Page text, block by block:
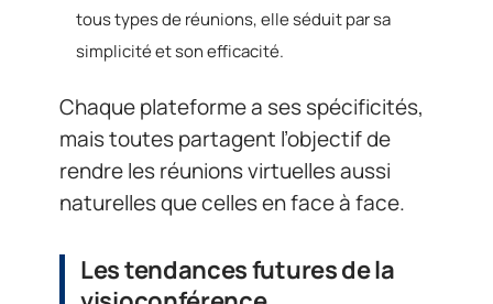
tous types de réunions, elle séduit par sa
simplicité et son efficacité.
Chaque plateforme a ses spécificités,
mais toutes partagent l’objectif de
rendre les réunions virtuelles aussi
naturelles que celles en face à face.
Les tendances futures de la